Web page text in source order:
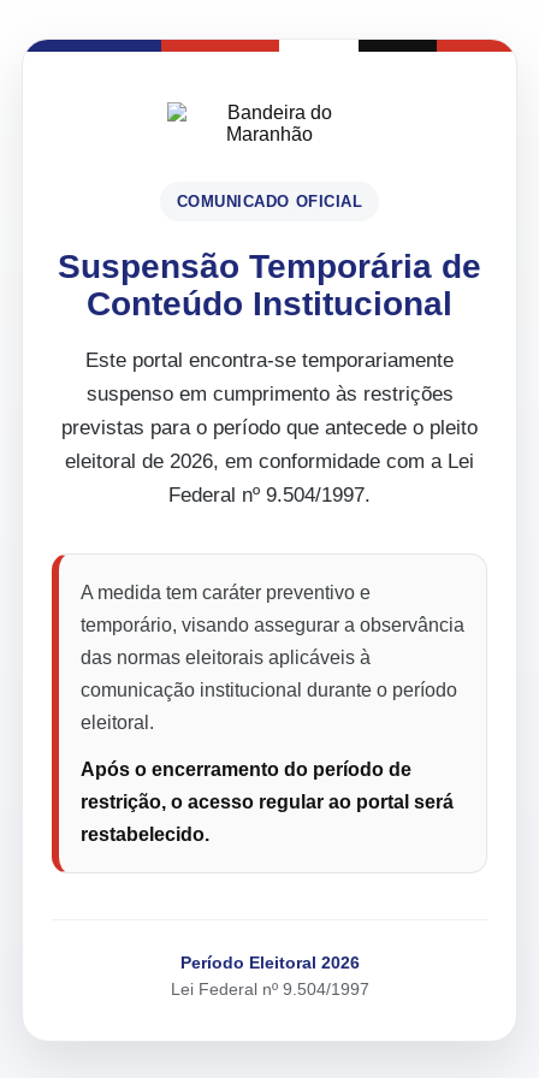
COMUNICADO OFICIAL
Suspensão Temporária de
Conteúdo Institucional
Este portal encontra-se temporariamente
suspenso em cumprimento às restrições
previstas para o período que antecede o pleito
eleitoral de 2026, em conformidade com a Lei
Federal nº 9.504/1997.
A medida tem caráter preventivo e
temporário, visando assegurar a observância
das normas eleitorais aplicáveis à
comunicação institucional durante o período
eleitoral.
Após o encerramento do período de
restrição, o acesso regular ao portal será
restabelecido.
Período Eleitoral 2026
Lei Federal nº 9.504/1997